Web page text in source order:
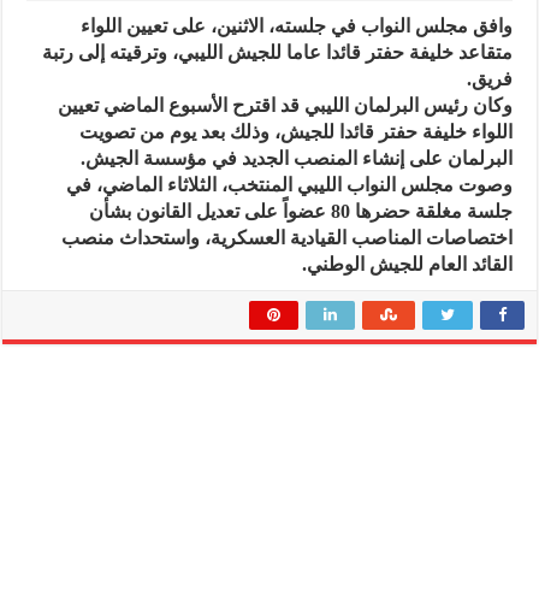
وافق مجلس النواب في جلسته، الاثنين، على تعيين اللواء
متقاعد خليفة حفتر قائدا عاما للجيش الليبي، وترقيته إلى رتبة
فريق.
وكان رئيس البرلمان الليبي قد اقترح الأسبوع الماضي تعيين
اللواء خليفة حفتر قائدا للجيش، وذلك بعد يوم من تصويت
البرلمان على إنشاء المنصب الجديد في مؤسسة الجيش.
وصوت مجلس النواب الليبي المنتخب، الثلاثاء الماضي، في
جلسة مغلقة حضرها 80 عضواً على تعديل القانون بشأن
اختصاصات المناصب القيادية العسكرية، واستحداث منصب
القائد العام للجيش الوطني.